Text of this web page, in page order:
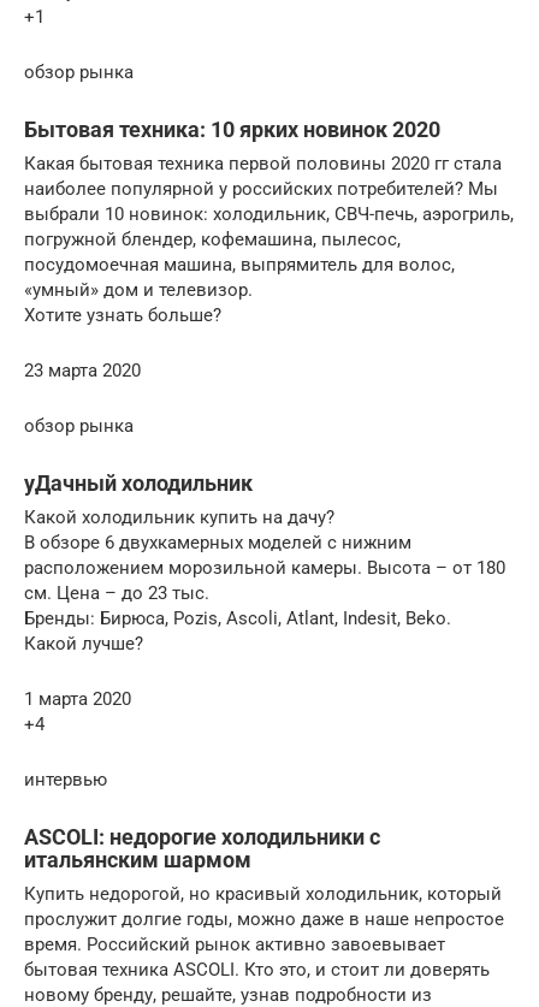
+1
обзор рынка
Бытовая техника: 10 ярких новинок 2020
Какая бытовая техника первой половины 2020 гг стала
наиболее популярной у российских потребителей? Мы
выбрали 10 новинок: холодильник, СВЧ-печь, аэрогриль,
погружной блендер, кофемашина, пылесос,
посудомоечная машина, выпрямитель для волос,
«умный» дом и телевизор.
Хотите узнать больше?
23 марта 2020
обзор рынка
уДачный холодильник
Какой холодильник купить на дачу?
В обзоре 6 двухкамерных моделей с нижним
расположением морозильной камеры. Высота – от 180
см. Цена – до 23 тыс.
Бренды: Бирюса, Pozis, Ascoli, Atlant, Indesit, Beko.
Какой лучше?
1 марта 2020
+4
интервью
АSCOLI: недорогие холодильники с
итальянским шармом
Купить недорогой, но красивый холодильник, который
прослужит долгие годы, можно даже в наше непростое
время. Российский рынок активно завоевывает
бытовая техника АSCOLI. Кто это, и стоит ли доверять
новому бренду, решайте, узнав подробности из